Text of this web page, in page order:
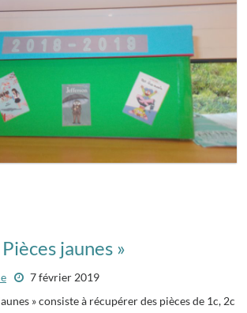
jaunes »
7 février 2019
» consiste à récupérer des pièces de 1c, 2c